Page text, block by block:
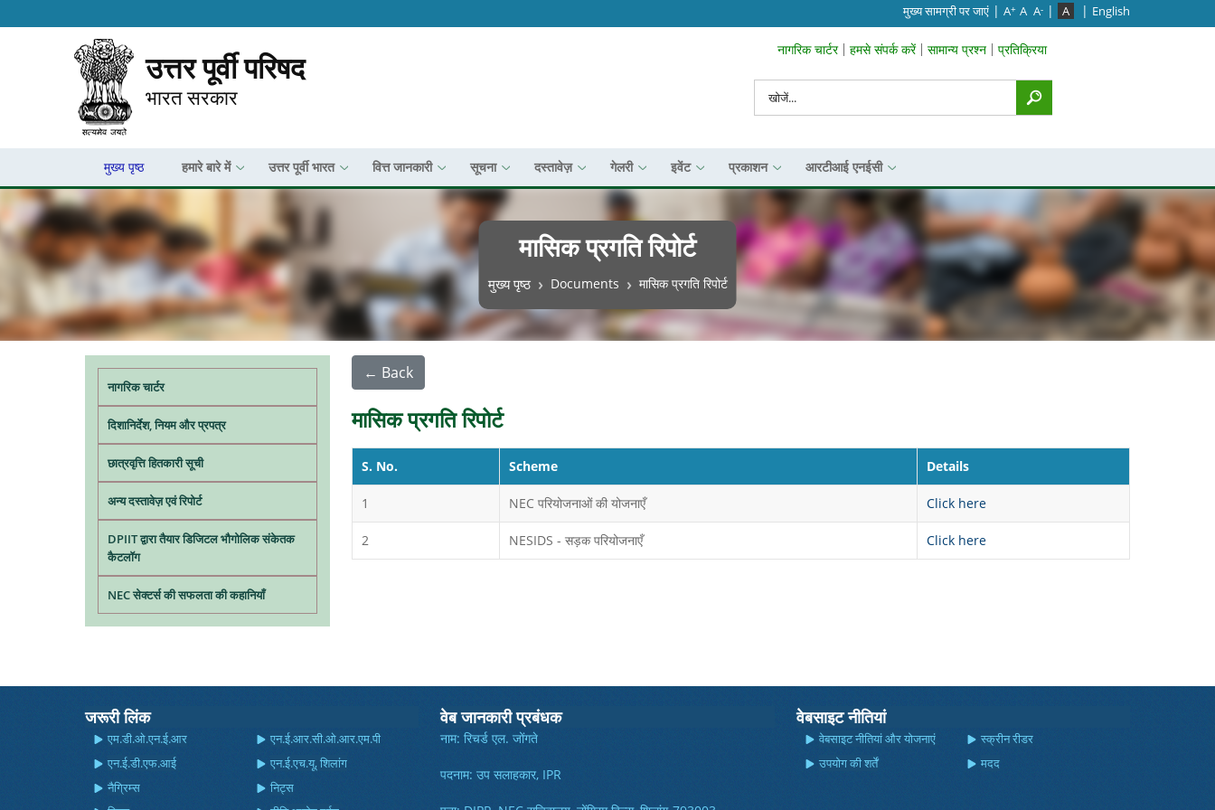
मुख्‍य सामग्री पर जाएं | A+ A A- | A | English
उत्तर पूर्वी परिषद
भारत सरकार
Search Top Menu
नागरिक चार्टर हमसे संपर्क करें सामान्य प्रश्न प्रतिक्रिया
मुख्य पृष्ठ हमारे बारे में उत्तर पूर्वी भारत वित्त जानकारी सूचना दस्तावेज़ गेलरी इवेंट प्रकाशन आरटीआई एनईसी
मासिक प्रगति रिपोर्ट
पग चिन्ह
मुख्य पृष्ठ Documents मासिक प्रगति रिपोर्ट
नागरिक चार्टर
दिशानिर्देश, नियम और प्रपत्र
छात्रवृत्ति हितकारी सूची
अन्य दस्तावेज़ एवं रिपोर्ट
DPIIT द्वारा तैयार डिजिटल भौगोलिक संकेतक
कैटलॉग
NEC सेक्टर्स की सफलता की कहानियाँ
← Back
मासिक प्रगति रिपोर्ट
S. No. Scheme Details
1 NEC परियोजनाओं की योजनाएँ Click here
2 NESIDS - सड़क परियोजनाएँ Click here
जरूरी लिंक
एम.डी.ओ.एन.ई.आर
एन.ई.आर.सी.ओ.आर.एम.पी
एन.ई.डी.एफ.आई
एन.ई.एच.यू, शिलांग
नैग्रिम्स
निट्स
वेब जानकारी प्रबंधक
नाम: रिचर्ड एल. जोंगते
पदनाम: उप सलाहकार, IPR
वेबसाइट नीतियां
वेबसाइट नीतियां और योजनाएं
स्क्रीन रीडर
उपयोग की शर्तें
मदद